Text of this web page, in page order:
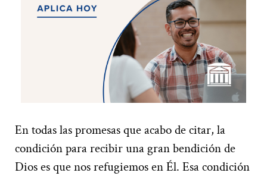
En todas las promesas que acabo de citar, la
condición para recibir una gran bendición de
Dios es que nos refugiemos en Él. Esa condición